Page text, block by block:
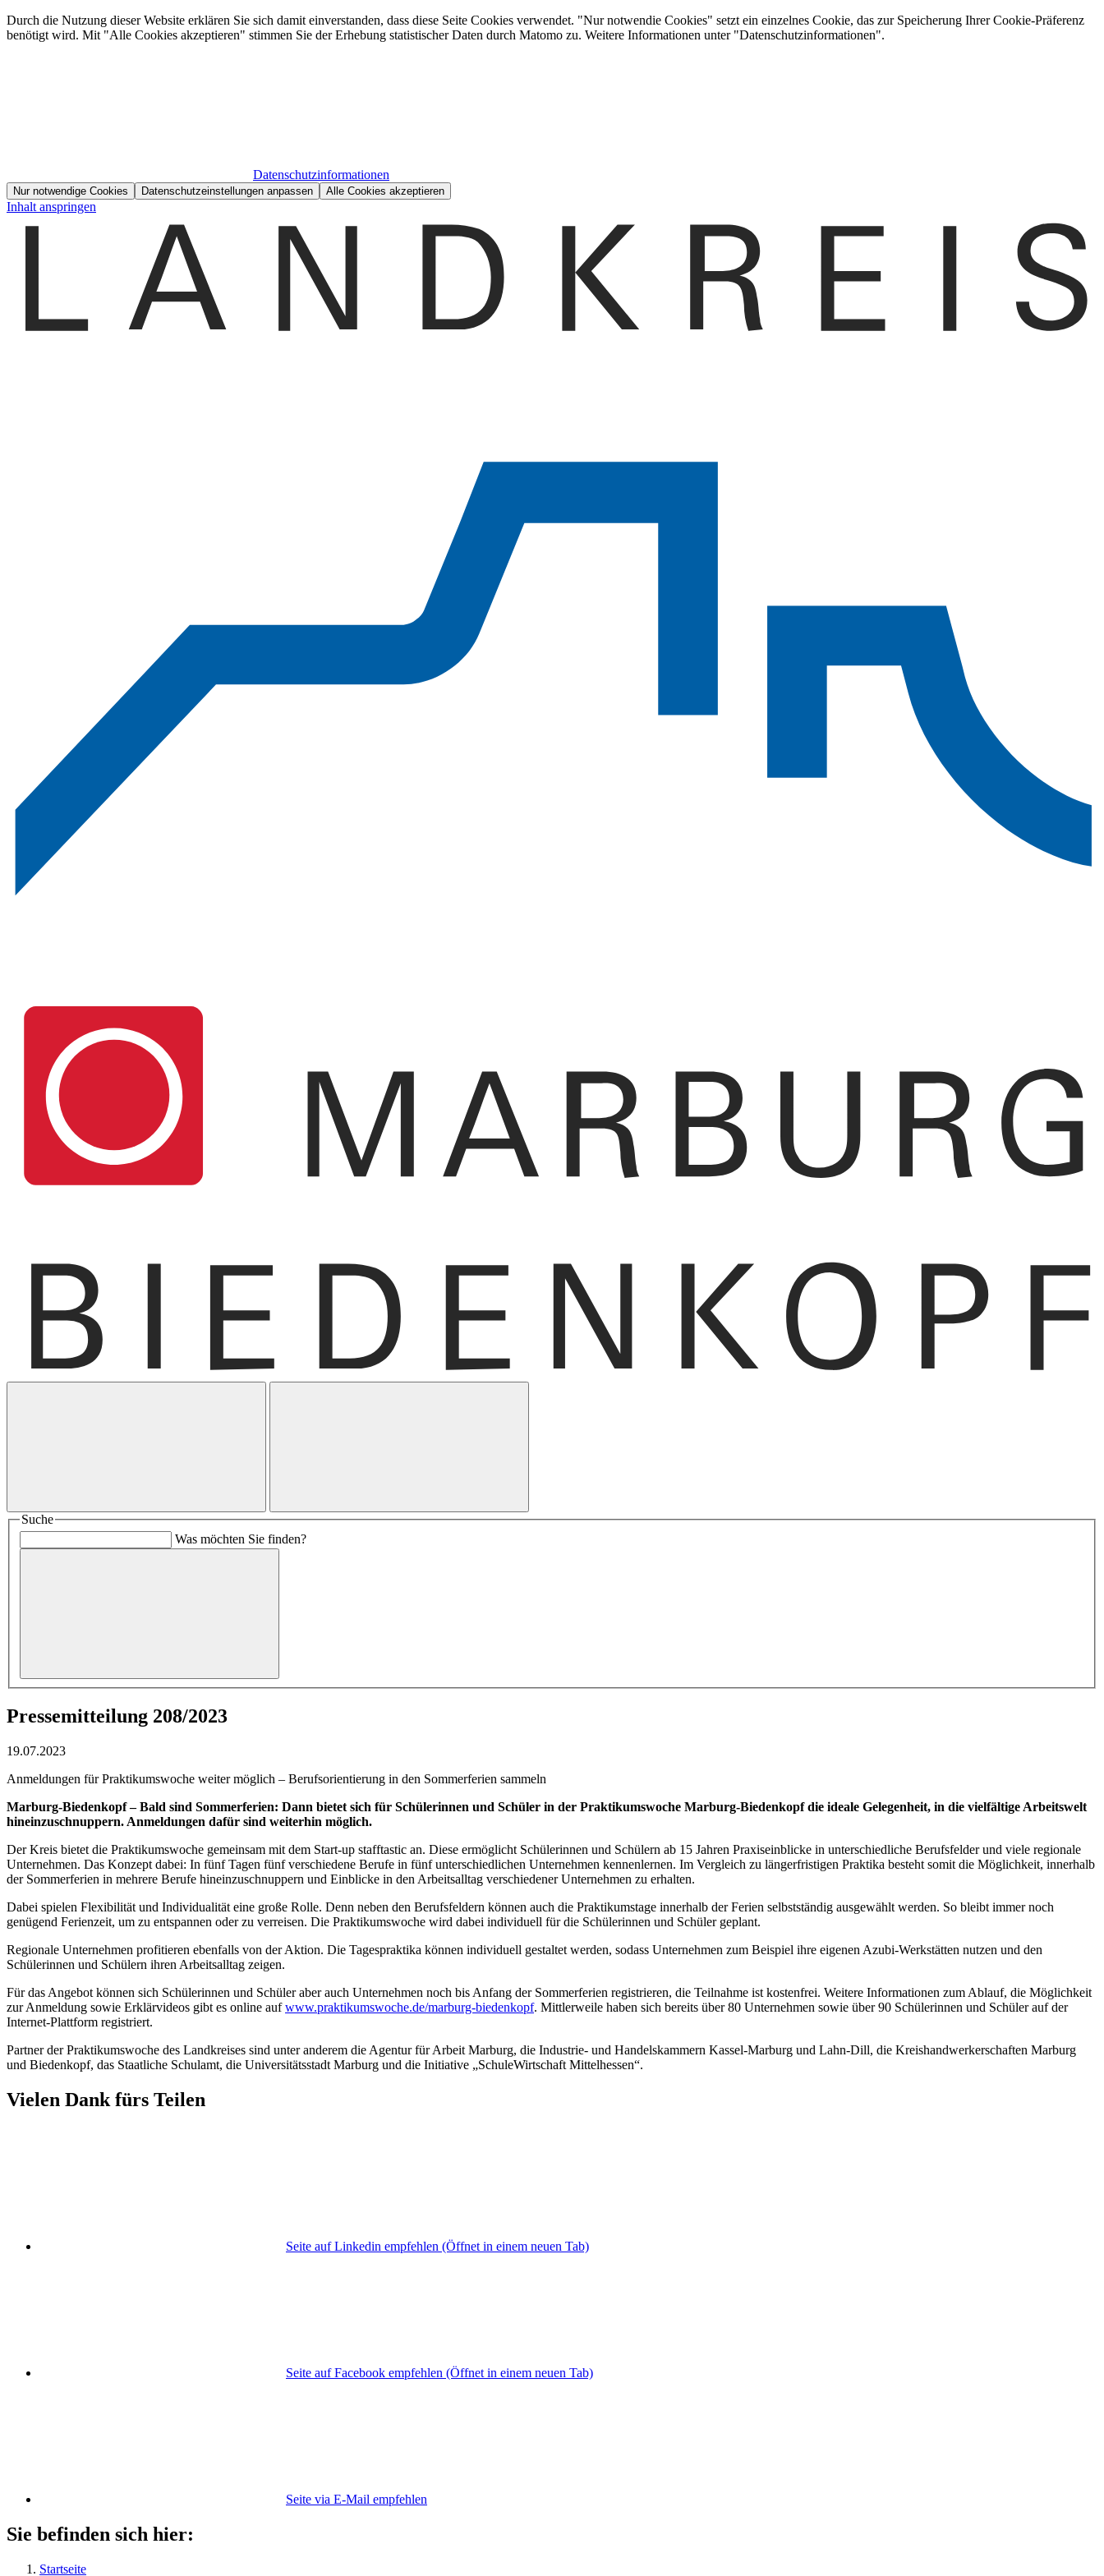
Durch die Nutzung dieser Website erklären Sie sich damit einverstanden, dass diese Seite Cookies verwendet. "Nur notwendie Cookies" setzt ein einzelnes Cookie, das zur Speicherung Ihrer Cookie-Präferenz
benötigt wird. Mit "Alle Cookies akzeptieren" stimmen Sie der Erhebung statistischer Daten durch Matomo zu. Weitere Informationen unter "Datenschutzinformationen".
Datenschutzinformationen
Nur notwendige Cookies Datenschutzeinstellungen anpassen Alle Cookies akzeptieren
Inhalt anspringen
Suche
Was möchten Sie finden?
Pressemitteilung 208/2023
19.07.2023
Anmeldungen für Praktikumswoche weiter möglich – Berufsorientierung in den Sommerferien sammeln
Marburg-Biedenkopf –Bald sind Sommerferien: Dann bietet sich für Schülerinnen und Schüler in der Praktikumswoche Marburg-Biedenkopf die ideale Gelegenheit, in die vielfältige Arbeitswelt
hineinzuschnuppern. Anmeldungen dafür sind weiterhin möglich.
Der Kreis bietet die Praktikumswoche gemeinsam mit dem Start-up stafftastic an. Diese ermöglicht Schülerinnen und Schülern ab 15 Jahren Praxiseinblicke in unterschiedliche Berufsfelder und viele regionale
Unternehmen. Das Konzept dabei: In fünf Tagen fünf verschiedene Berufe in fünf unterschiedlichen Unternehmen kennenlernen. Im Vergleich zu längerfristigen Praktika besteht somit die Möglichkeit, innerhalb
der Sommerferien in mehrere Berufe hineinzuschnuppern und Einblicke in den Arbeitsalltag verschiedener Unternehmen zu erhalten.
Dabei spielen Flexibilität und Individualität eine große Rolle. Denn neben den Berufsfeldern können auch die Praktikumstage innerhalb der Ferien selbstständig ausgewählt werden. So bleibt immer noch
genügend Ferienzeit, um zu entspannen oder zu verreisen. Die Praktikumswoche wird dabei individuell für die Schülerinnen und Schüler geplant.
Regionale Unternehmen profitieren ebenfalls von der Aktion. Die Tagespraktika können individuell gestaltet werden, sodass Unternehmen zum Beispiel ihre eigenen Azubi-Werkstätten nutzen und den
Schülerinnen und Schülern ihren Arbeitsalltag zeigen.
Für das Angebot können sich Schülerinnen und Schüler aber auch Unternehmen noch bis Anfang der Sommerferien registrieren, die Teilnahme ist kostenfrei. Weitere Informationen zum Ablauf, die Möglichkeit
zur Anmeldung sowie Erklärvideos gibt es online aufwww.praktikumswoche.de/marburg-biedenkopf. Mittlerweile haben sich bereits über 80 Unternehmen sowie über 90 Schülerinnen und Schüler auf der
Internet-Plattform registriert.
Partner der Praktikumswoche des Landkreises sind unter anderem die Agentur für Arbeit Marburg, die Industrie- und Handelskammern Kassel-Marburg und Lahn-Dill, die Kreishandwerkerschaften Marburg
und Biedenkopf, das Staatliche Schulamt, die Universitätsstadt Marburg und die Initiative „SchuleWirtschaft Mittelhessen“.
Vielen Dank fürs Teilen
Seite auf Linkedin empfehlen (Öffnet in einem neuen Tab)
Seite auf Facebook empfehlen (Öffnet in einem neuen Tab)
Seite via E-Mail empfehlen
Sie befinden sich hier:
Startseite